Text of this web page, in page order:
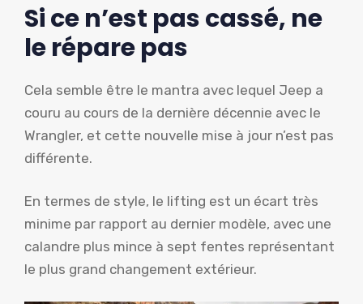
Si ce n’est pas cassé, ne
le répare pas
Cela semble être le mantra avec lequel Jeep a
couru au cours de la dernière décennie avec le
Wrangler, et cette nouvelle mise à jour n’est pas
différente.
En termes de style, le lifting est un écart très
minime par rapport au dernier modèle, avec une
calandre plus mince à sept fentes représentant
le plus grand changement extérieur.